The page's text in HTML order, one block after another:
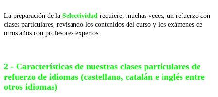
La preparación de la Selectividad requiere, muchas veces, un refuerzo con
clases particulares, revisando los contenidos del curso y los exámenes de
otros años con profesores expertos.
2 - Características de nuestras clases particulares de
refuerzo de idiomas (castellano, catalán e inglés entre
otros idiomas)